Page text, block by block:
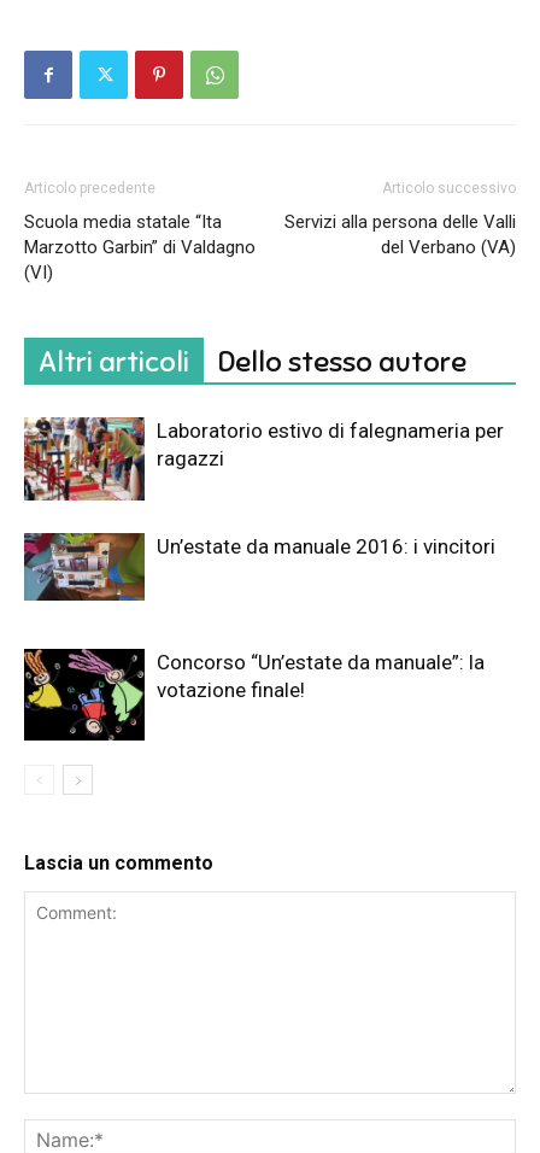
Articolo precedente
Scuola media statale “Ita
Marzotto Garbin” di Valdagno
(VI)
Articolo successivo
Servizi alla persona delle Valli
del Verbano (VA)
Altri articoli Dello stesso autore
Laboratorio estivo di falegnameria per
ragazzi
Un’estate da manuale 2016: i vincitori
Concorso “Un’estate da manuale”: la
votazione finale!
Lascia un commento